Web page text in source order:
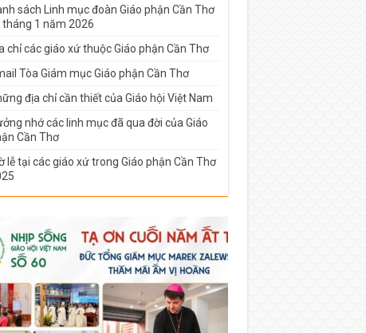
sách Linh mục đoàn Giáo phận Cần Thơ
1 năm 2026
chỉ các giáo xứ thuộc Giáo phận Cần Thơ
Tòa Giám mục Giáo phận Cần Thơ
địa chỉ cần thiết của Giáo hội Việt Nam
nhớ các linh mục đã qua đời của Giáo
Cần Thơ
lễ tại các giáo xứ trong Giáo phận Cần Thơ